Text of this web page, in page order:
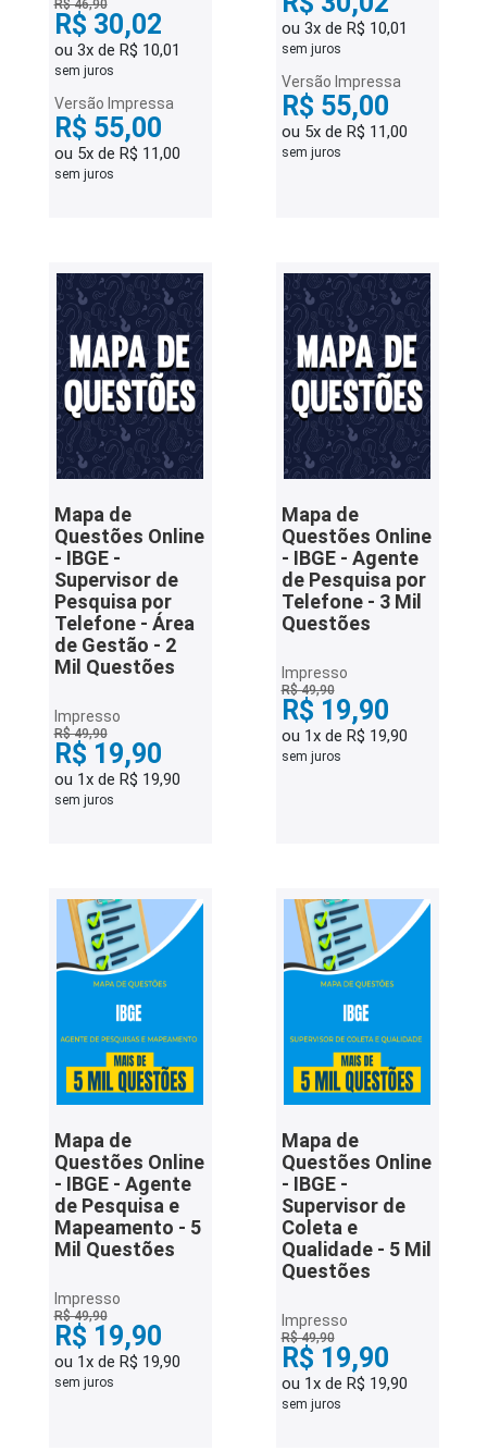
R$ 46,90
R$ 30,02
ou 3x de R$ 10,01
sem juros
Versão Impressa
R$ 55,00
ou 5x de R$ 11,00
sem juros
ou 3x de R$ 10,01
sem juros
Versão Impressa
R$ 55,00
ou 5x de R$ 11,00
sem juros
Mapa de
Questões Online
- IBGE -
Supervisor de
Pesquisa por
Telefone - Área
de Gestão - 2
Mil Questões
Impresso
R$ 49,90
R$ 19,90
ou 1x de R$ 19,90
sem juros
Mapa de
Questões Online
- IBGE - Agente
de Pesquisa por
Telefone - 3 Mil
Questões
Impresso
R$ 49,90
R$ 19,90
ou 1x de R$ 19,90
sem juros
Mapa de
Questões Online
- IBGE - Agente
de Pesquisa e
Mapeamento - 5
Mil Questões
Impresso
R$ 49,90
R$ 19,90
ou 1x de R$ 19,90
sem juros
Mapa de
Questões Online
- IBGE -
Supervisor de
Coleta e
Qualidade - 5 Mil
Questões
Impresso
R$ 49,90
R$ 19,90
ou 1x de R$ 19,90
sem juros